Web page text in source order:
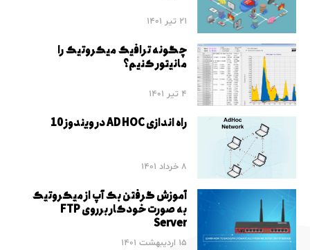
21 تیر 1401
چگونه ترافیک میکروتیک را
مانیتور کنیم؟
4 تیر 1401
راه اندازی AD HOC در ویندوز 10
8 خرداد 1401
آموزش گرفتن بک آپ از میکروتیک
به صورت خودکار برروی FTP
Server
15 اردیبهشت 1401